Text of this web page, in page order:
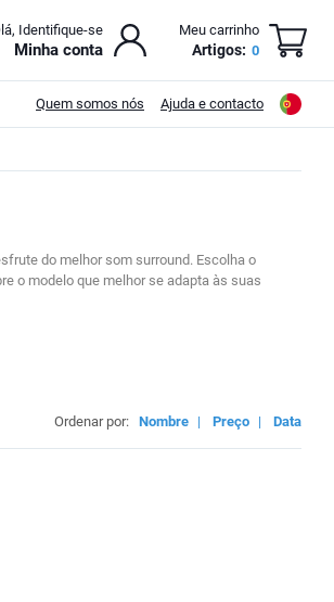
Identifique-se
Minha conta
Meu carrinho
Artigos: 0
Quem somos nós Ajuda e contacto
do melhor som surround. Escolha o
o modelo que melhor se adapta às suas
Ordenar por: Nombre | Preço | Data